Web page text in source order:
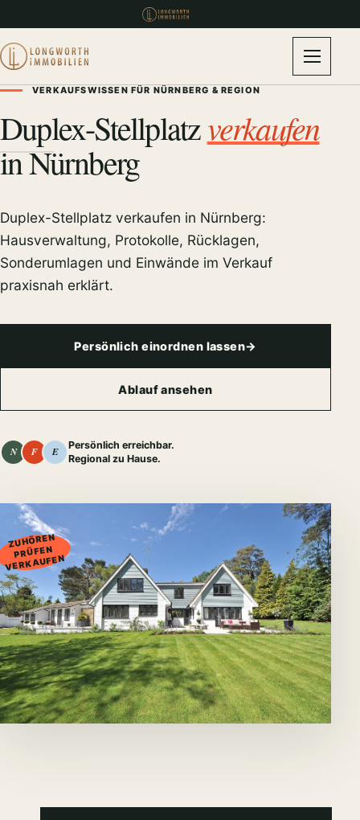
VERKAUFSWISSEN FÜR NÜRNBERG & REGION
Duplex-Stellplatzverkaufen
in Nürnberg
Duplex-Stellplatz verkaufen in Nürnberg:
Hausverwaltung, Protokolle, Rücklagen,
Sonderumlagen und Einwände im Verkauf
praxisnah erklärt.
Persönlich einordnen lassen→
Ablauf ansehen
N F E
Persönlich erreichbar.
Regional zu Hause.
01
ZUHÖREN
PRÜFEN
VERKAUFEN